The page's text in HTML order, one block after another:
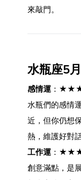
來敲門。
水瓶座5
感情運 ：
水瓶們的感情
近，但你仍想
熱，維護好對
工作運 ：
創意滿點，是